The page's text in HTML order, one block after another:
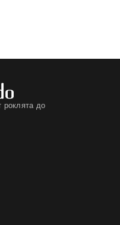
роклята до